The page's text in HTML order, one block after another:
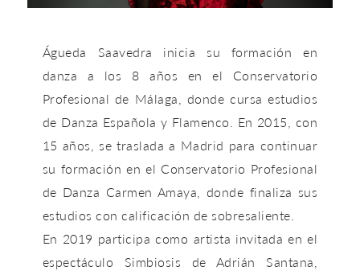
Águeda Saavedra inicia su formación en
danza a los 8 años en el Conservatorio
Profesional de Málaga, donde cursa estudios
de Danza Española y Flamenco. En 2015, con
15 años, se traslada a Madrid para continuar
su formación en el Conservatorio Profesional
de Danza Carmen Amaya, donde finaliza sus
estudios con calificación de sobresaliente.
En 2019 participa como artista invitada en el
espectáculo Simbiosis de Adrián Santana,